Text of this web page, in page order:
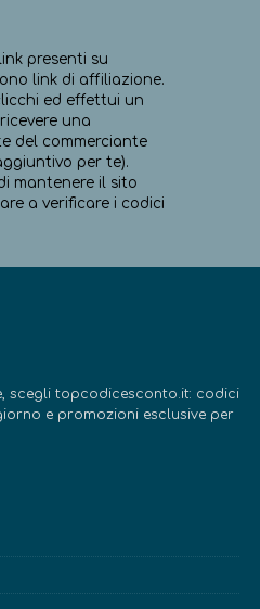
presenti su
link di affiliazione.
ed effettui un
una
del commerciante
per te).
mantenere il sito
a verificare i codici
scegli topcodicesconto.it: codici
e promozioni esclusive per